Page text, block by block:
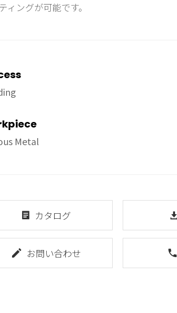
ィングが可能です。
Metal
カタログ
お問い合わせ